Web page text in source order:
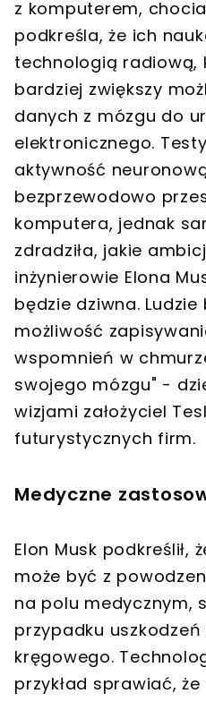
z komputerem,
podkreśla, że ich
technologią radiową,
bardziej zwiększy
danych z mózgu do
elektronicznego.
aktywność
bezprzewodowo
komputera, jednak
zdradziła, jakie
inżynierowie Elona
będzie dziwna.
możliwość
wspomnień w
swojego mózgu" -
wizjami założyciel
futurystycznych firm.
Medyczne
Elon Musk podkreślił,
może być z
na polu medycznym,
przypadku
kręgowego.
przykład sprawiać,